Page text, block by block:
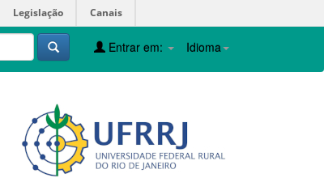
Legislação Canais
Idioma
Entrar em: